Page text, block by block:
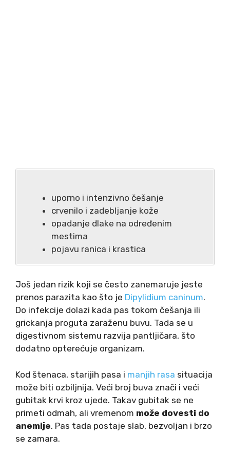
uporno i intenzivno češanje
crvenilo i zadebljanje kože
opadanje dlake na određenim
mestima
pojavu ranica i krastica
Još jedan rizik koji se često zanemaruje jeste
prenos parazita kao što je Dipylidium caninum.
Do infekcije dolazi kada pas tokom češanja ili
grickanja proguta zaraženu buvu. Tada se u
digestivnom sistemu razvija pantljičara, što
dodatno opterećuje organizam.
Kod štenaca, starijih pasa i manjih rasa situacija
može biti ozbiljnija. Veći broj buva znači i veći
gubitak krvi kroz ujede. Takav gubitak se ne
primeti odmah, ali vremenom može dovesti do
anemije. Pas tada postaje slab, bezvoljan i brzo
se zamara.